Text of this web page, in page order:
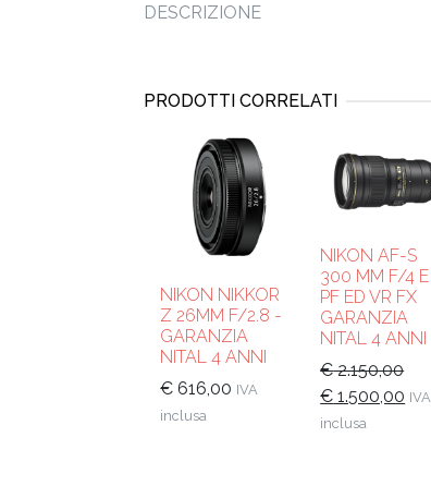
DESCRIZIONE
PRODOTTI CORRELATI
NIKON NIKKOR
Z 26MM F/2.8 -
GARANZIA
NITAL 4 ANNI
€ 616,00 IVA
inclusa
NIKON AF-S
300 MM F/4 E
PF ED VR FX
GARANZIA
NITAL 4 ANNI
€2.150,00
Il
prezzo
€ 1.500,00 IlIVA
inclusa